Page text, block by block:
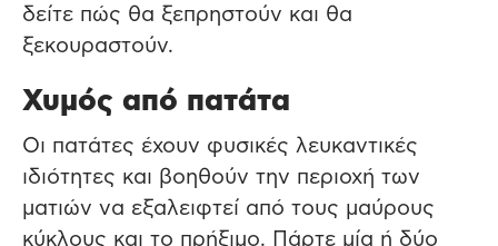
δείτε πώς θα ξεπρηστούν και θα
ξεκουραστούν.
Χυμός από πατάτα
Οι πατάτες έχουν φυσικές λευκαντικές
ιδιότητες και βοηθούν την περιοχή των
ματιών να εξαλειφτεί από τους μαύρους
κύκλους και το πρήξιμο. Πάρτε μία ή δύο